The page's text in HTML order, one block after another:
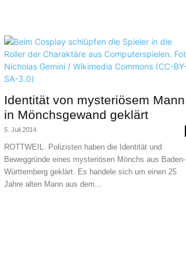
Identität von mysteriösem Mann
in Mönchsgewand geklärt
5. Juli 2014
ROTTWEIL. Polizisten haben die Identität und
Beweggründe eines mysteriösen Mönchs aus Baden-
Württemberg geklärt. Es handele sich um einen 25
Jahre alten Mann aus dem...